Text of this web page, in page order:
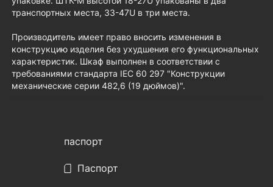
транспортных места, 33-47U в три места.
Производитель имеет право вносить изменения в
конструкцию изделия без ухудшения его функциональных
характеристик. Шкаф выполнен в соответствии с
требованиями стандарта IEC 60 297 "Конструкции
механические серии 482,6 (19 дюймов)".
паспорт
Паспорт